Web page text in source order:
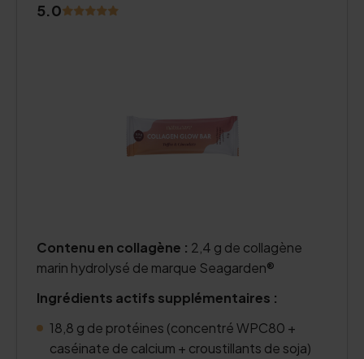
5.0
Contenu en collagène : 2,4 g de collagène
marin hydrolysé de marque Seagarden®
Ingrédients actifs supplémentaires :
18,8 g de protéines (concentré WPC80 +
caséinate de calcium + croustillants de soja)